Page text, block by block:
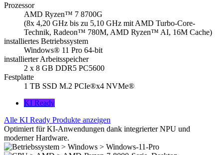
Prozessor
AMD Ryzen™ 7 8700G
(8x 4,20 GHz bis zu 5,10 GHz mit AMD Turbo-Core-
Technik, Radeon™ 780M, AMD Ryzen™ AI, 16M Cache)
installiertes Betriebssystem
Windows® 11 Pro 64-bit
installierter Arbeitsspeicher
2 x 8 GB DDR5 PC5600
Festplatte
1 TB SSD M.2 PCIe®x4 NVMe®
KI Ready
Alle KI Ready Produkte anzeigen
Optimiert für KI-Anwendungen dank integrierter NPU und
moderner Hardware.